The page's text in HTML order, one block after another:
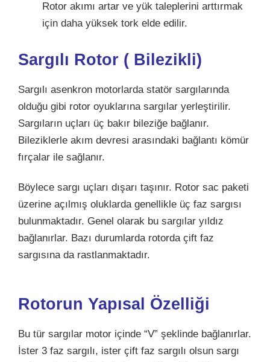
Rotor akımı artar ve yük taleplerini arttırmak
için daha yüksek tork elde edilir.
Sargılı Rotor ( Bilezikli)
Sargılı asenkron motorlarda statör sargılarında
olduğu gibi rotor oyuklarına sargılar yerleştirilir.
Sargıların uçları üç bakır bileziğe bağlanır.
Bileziklerle akım devresi arasındaki bağlantı kömür
fırçalar ile sağlanır.
Böylece sargı uçları dışarı taşınır. Rotor sac paketi
üzerine açılmış oluklarda genellikle üç faz sargısı
bulunmaktadır. Genel olarak bu sargılar yıldız
bağlanırlar. Bazı durumlarda rotorda çift faz
sargısına da rastlanmaktadır.
Rotorun Yapısal Özelliği
Bu tür sargılar motor içinde “V” şeklinde bağlanırlar.
İster 3 faz sargılı, ister çift faz sargılı olsun sargı